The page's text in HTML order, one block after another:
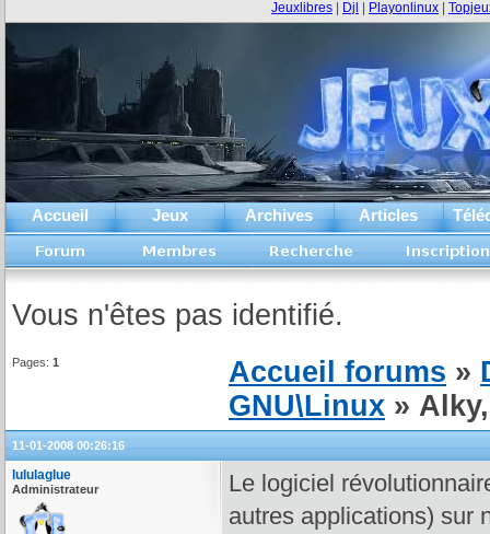
Accueil Jeux Archives Articles
Jeuxlibres Djl Playonlinux
Vous n'êtes pas identifié.
Pages: 1 Accueil forums »
GNU\Linux »
11-01-2008 00:26:16
lululaglue
Administrateur
Le logiciel
autres applications) sur